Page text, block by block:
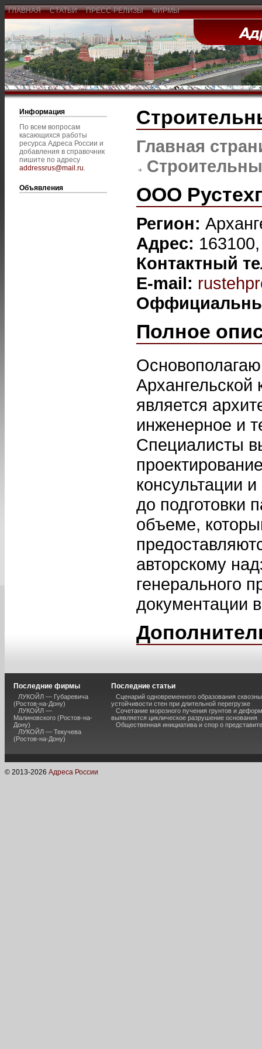
ГЛАВНАЯ СТАТЬИ ПРЕСС-РЕЛИЗЫ ФИРМЫ
Информация
По всем вопросам
касающихся работы
ресурса Адреса России и
добавления в справочник
пишите по адресу
addressrus@mail.ru.
Объявления
Главная
ООО
Регион:
Адрес:
Контактный
E-mail:
Полное
является
инженерное и
Специалисты
консультации
до подготовки
объеме,
авторскому
генерального
документации
Последние фирмы
ЛУКОЙЛ — Губаревича
(Ростов-на-Дону)
ЛУКОЙЛ —
Малиновского (Ростов-на-
Дону)
ЛУКОЙЛ — Текучева
(Ростов-на-Дону)
Последние статьи
Сценарий одновременного образования
устойчивости стен при длительной перегрузке
Сочетание морозного пучения грунтов и
выявляется циклическое разрушение основания
Общественная инициатива и спор о
© 2013-2026 Адреса России